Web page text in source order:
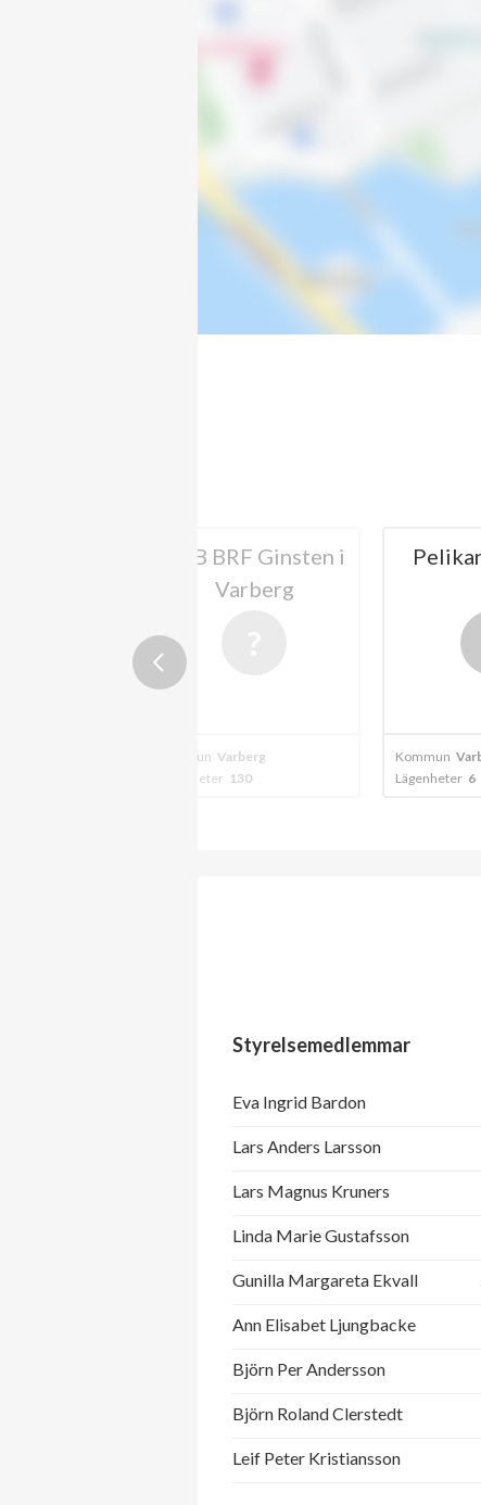
HSB BRF Ginsten i
Pelikanen 4 BRF
Styrelsemedlemmar
Eva Ingrid Bardon
Lars Anders Larsson
Lars Magnus Kruners
Linda Marie Gustafsson
Gunilla Margareta Ekvall
Ann Elisabet Ljungbacke
Björn Per Andersson
Björn Roland Clerstedt
Leif Peter Kristiansson